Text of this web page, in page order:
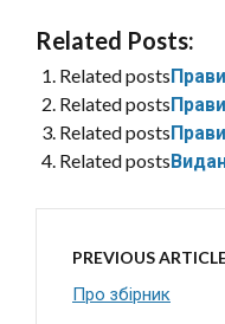
Related Posts:
Related posts
Related posts
Related posts
Related posts
PREVIOUS
Про збірник